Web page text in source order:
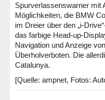
Spurverlassenswarner mit
Möglichkeiten, die BMW
im Dreier über den „i-
das farbige Head-up-
Navigation und Anzeige
Überholverboten. Die
Catalunya.
[Quelle: ampnet, Fotos: